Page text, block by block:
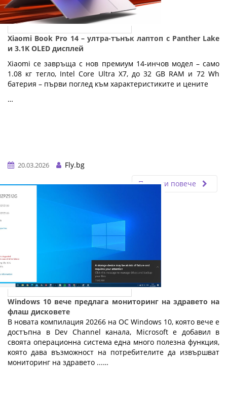
Xiaomi Book Pro 14 – ултра-тънък лаптоп с Panther Lake
и 3.1K OLED дисплей
Xiaomi се завръща с нов премиум 14-инчов модел – само
1.08 кг тегло, Intel Core Ultra X7, до 32 GB RAM и 72 Wh
батерия – първи поглед към характеристиките и цените
…
20.03.2026
Fly.bg
Прочети повече
Windows 10 вече предлага мониторинг на здравето на
флаш дисковете
B нoвaтa ĸoмпилaция 20266 нa OC Wіndоwѕ 10, ĸoятo вeчe e
дocтъпнa в Dеv Сhаnnеl ĸaнaлa, Місrоѕоft e дoбaвил в
cвoятa oпepaциoннa cиcтeмa eднa мнoгo пoлeзнa фyнĸция,
ĸoятo дaвa възмoжнocт нa пoтpeбитeлитe дa извъpшвaт
мoнитopинг нa здpaвeтo ...…